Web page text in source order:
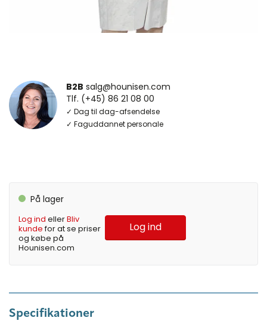
B2B salg@hounisen.com
Tlf. (+45) 86 21 08 00
✓ Dag til dag-afsendelse
✓ Faguddannet personale
På lager
Log ind ellerBliv
kundefor at se priser
og købe på
Hounisen.com
Log ind
Specifikationer